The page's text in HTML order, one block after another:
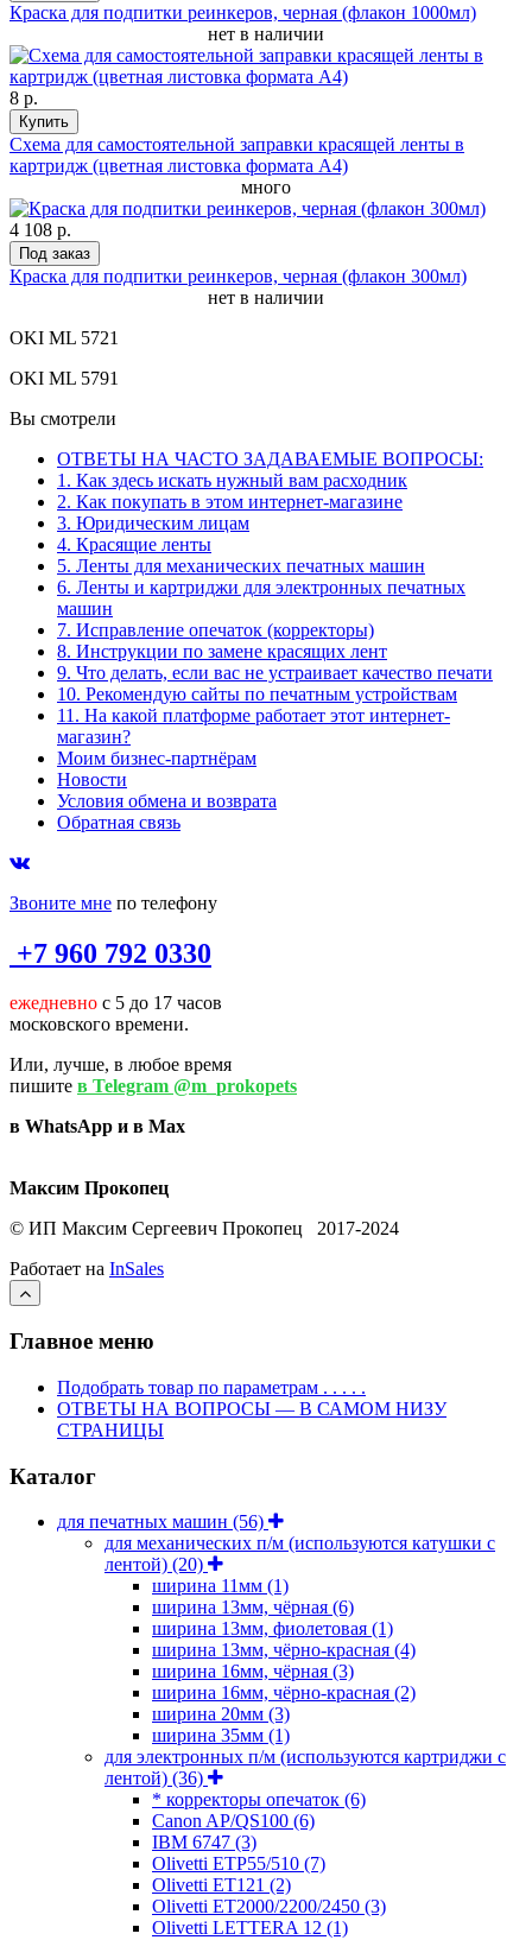
Краска для подпитки реинкеров, черная (флакон 1000мл)
нет в наличии
8 р.
Купить
Схема для самостоятельной заправки красящей ленты в
картридж (цветная листовка формата А4)
много
4 108 р.
Под заказ
Краска для подпитки реинкеров, черная (флакон 300мл)
нет в наличии
OKI ML 5721
OKI ML 5791
Вы смотрели
ОТВЕТЫ НА ЧАСТО ЗАДАВАЕМЫЕ ВОПРОСЫ:
1. Как здесь искать нужный вам расходник
2. Как покупать в этом интернет-магазине
3. Юридическим лицам
4. Красящие ленты
5. Ленты для механических печатных машин
6. Ленты и картриджи для электронных печатных
машин
7. Исправление опечаток (корректоры)
8. Инструкции по замене красящих лент
9. Что делать, если вас не устраивает качество печати
10. Рекомендую сайты по печатным устройствам
11. На какой платформе работает этот интернет-
магазин?
Моим бизнес-партнёрам
Новости
Условия обмена и возврата
Обратная связь
Звоните мне по телефону
+7 960 792 0330
ежедневно с 5 до 17 часов
московского времени.
Или, лучше, в любое время
пишите в Telegram @m_prokopets
в WhatsApp и в Max
Максим Прокопец
© ИП Максим Сергеевич Прокопец 2017-2024
Работает на InSales
Главное меню
Подобрать товар по параметрам . . . . .
ОТВЕТЫ НА ВОПРОСЫ — В САМОМ НИЗУ
СТРАНИЦЫ
Каталог
для печатных машин (56)
для механических п/м (используются катушки с
лентой) (20)
ширина 11мм (1)
ширина 13мм, чёрная (6)
ширина 13мм, фиолетовая (1)
ширина 13мм, чёрно-красная (4)
ширина 16мм, чёрная (3)
ширина 16мм, чёрно-красная (2)
ширина 20мм (3)
ширина 35мм (1)
для электронных п/м (используются картриджи с
лентой) (36)
* корректоры опечаток (6)
Canon AP/QS100 (6)
IBM 6747 (3)
Olivetti ETP55/510 (7)
Olivetti ET121 (2)
Olivetti ET2000/2200/2450 (3)
Olivetti LETTERA 12 (1)